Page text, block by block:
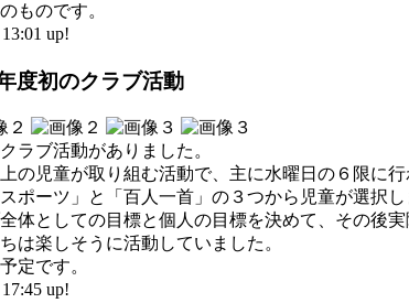
ものです。
up!
度初のクラブ活動
ラブ活動がありました。
の児童が取り組む活動で、主に水曜日の６限に行
ポーツ」と「百人一首」の３つから児童が選択し
体としての目標と個人の目標を決めて、その後実
は楽しそうに活動していました。
定です。
up!